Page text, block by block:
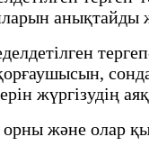
анықтайды
тергеп-
жүргізудің
және олар